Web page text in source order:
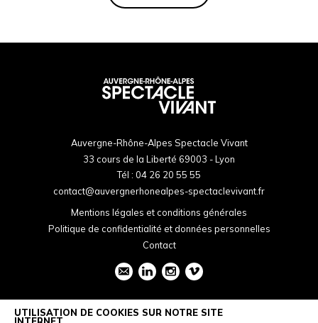
Auvergne-Rhône-Alpes Spectacle Vivant
33 cours de la Liberté 69003 - Lyon
Tél : 04 26 20 55 55
contact@auvergnerhonealpes-spectaclevivant.fr
Mentions légales et conditions générales
Politique de confidentialité et données personnelles
Contact